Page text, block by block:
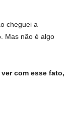
cheguei a
Mas não é algo
com esse fato,